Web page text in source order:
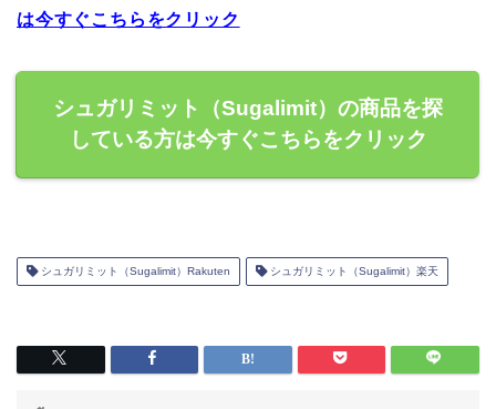
は今すぐこちらをクリック
シュガリミット（Sugalimit）の商品を探
している方は今すぐこちらをクリック
シュガリミット（Sugalimit）Rakuten シュガリミット（Sugalimit）楽天